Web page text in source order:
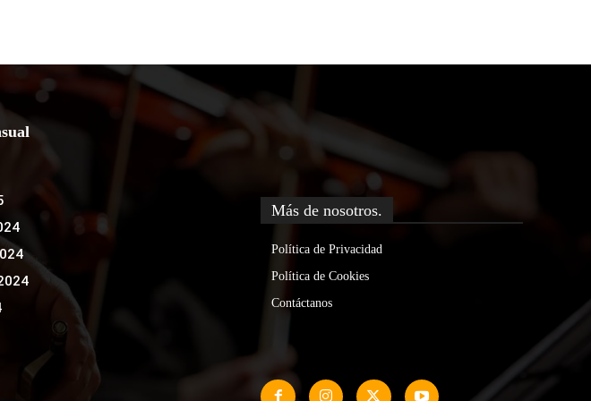
Más de nosotros.
Política de Privacidad
Política de Cookies
Contáctanos